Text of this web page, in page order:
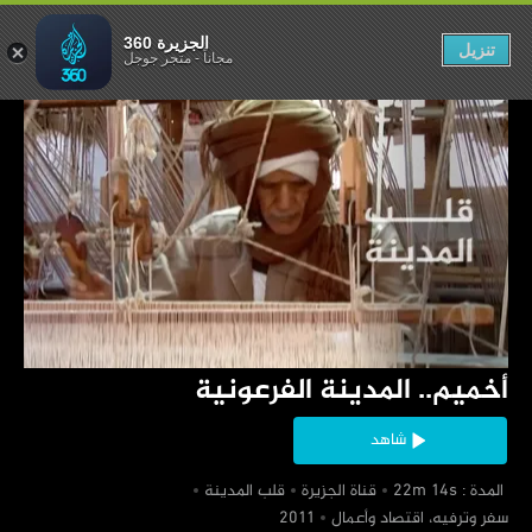
‏أخميم.. المدينة الفرعونية
شاهد
‏ المدة : 22m 14s
‏قناة الجزيرة
‏قلب المدينة
‏سفر وترفيه، اقتصاد وأعمال
الفرعونية
الجزيرة 360
مجاناً-متجر جوجل تنزيل